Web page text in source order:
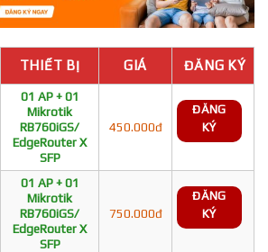
THIẾT BỊ GIÁ ĐĂNG KÝ
01 AP + 01
Mikrotik
RB760iGS/
EdgeRouter X
SFP
450.000đ
ĐĂNG
KÝ
01 AP + 01
Mikrotik
RB760iGS/
EdgeRouter X
SFP
750.000đ
ĐĂNG
KÝ